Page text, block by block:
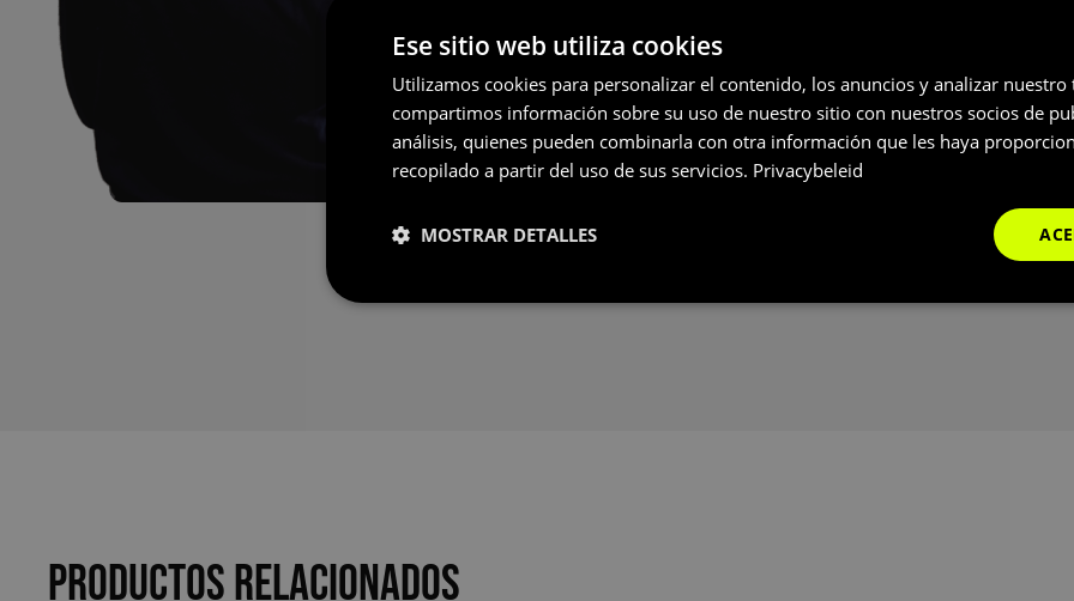
Tanto si buscas
como si prefieres la
ofrecemos una
Siempre pensando
proyecto.
Nuestra historia
Productos relacionados
Ese sitio web utiliza cookies
Utilizamos cookies para personalizar el contenido, los anuncios y analizar nuestro
compartimos información sobre su uso de nuestro sitio con nuestros socios de
análisis, quienes pueden combinarla con otra información que les haya
recopilado a partir del uso de sus servicios. Privacybeleid
MOSTRAR DETALLES